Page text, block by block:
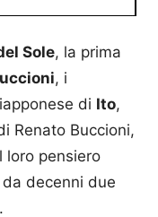
Sole, la prima
, i
di Ito,
Renato Buccioni,
loro pensiero
da decenni due